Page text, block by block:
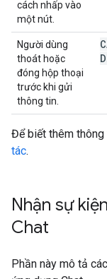
cách nhấp vào
một nút.
Người dùng
thoát hoặc
đóng hộp thoại
trước khi gửi
thông tin.
Để biết thêm
tác.
Nhận sự
Chat
Phần này mô tả